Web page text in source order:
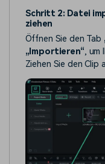
Schritt 2: Datei
ziehen
Öffnen Sie den Tab
„Importieren“, um
Ziehen Sie den Clip